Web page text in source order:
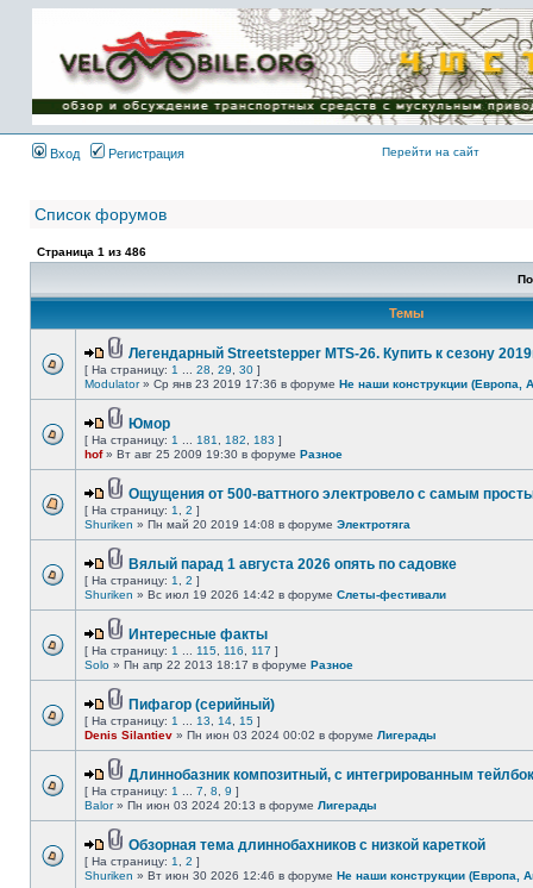
Имя пользователя:
Пароль:
{ LOG_ME_IN_SHORT
}
Вход
Регистрация Перейти на сайт
Список форумов
Страница 1 из 486
Темы
Легендарный Streetstepper MTS-26. Купить к сезону
[ На страницу: 1 28 29 30 ]
Modulator» Ср янв 23 2019 17:36 в форуме Не наши конструкции (Европа,
Юмор
[ На страницу: 1 181 182 183 ]
hof» Вт авг 25 2009 19:30 в форуме Разное
Ощущения от 500-ваттного электровело с самым
[ На страницу: 1 2 ]
Shuriken » Пн май 20 2019 14:08 в форуме Электротяга
Вялый парад 1 августа 2026 опять по садовке
[ На страницу: 1 2 ]
Shuriken » Вс июл 19 2026 14:42 в форуме Слеты-фестивали
Интересные факты
[ На страницу: 1 115 116 117 ]
Solo » Пн апр 22 2013 18:17 в форуме Разное
Пифагор (серийный)
[ На страницу: 1 13 14 15 ]
Denis Silantiev » Пн июн 03 2024 00:02 в форуме Лигерады
Длиннобазник композитный, с интегрированным
[ На страницу: 1 7 8 9 ]
Balor» Пн июн 03 2024 20:13 в форуме Лигерады
Обзорная тема длиннобахников с низкой кареткой
[ На страницу: 1 2 ]
Shuriken » Вт июн 30 2026 12:46 в форуме Не наши конструкции (Европа,